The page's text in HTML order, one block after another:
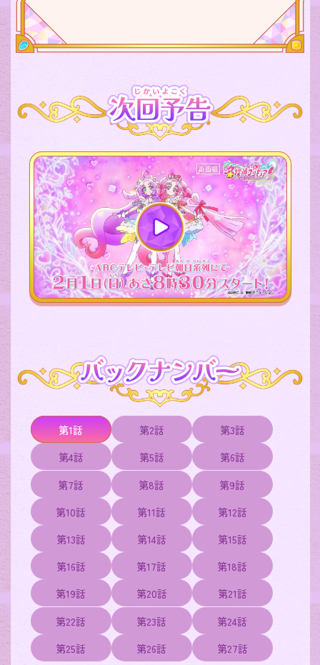
第1話 第2話
第3話
第4話
第5話
第6話
第7話
第8話
第9話
第10話
第11話
第12話
第13話
第14話
第15話
第16話
第17話
第18話
第19話
第20話
第21話
第22話
第23話
第24話
第25話
第26話 第27話